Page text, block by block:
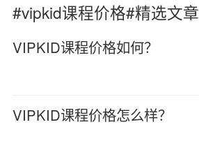
#vipkid课程价格#精选文章
VIPKID课程价格如何？
VIPKID课程价格怎么样？